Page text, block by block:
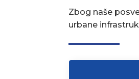
Zbog naše
urbane